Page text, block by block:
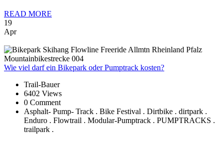
READ MORE
19
Apr
Wie viel darf ein Bikepark oder Pumptrack kosten?
Trail-Bauer
6402 Views
0 Comment
Asphalt- Pump- Track . Bike Festival . Dirtbike . dirtpark .
Enduro . Flowtrail . Modular-Pumptrack . PUMPTRACKS .
trailpark .